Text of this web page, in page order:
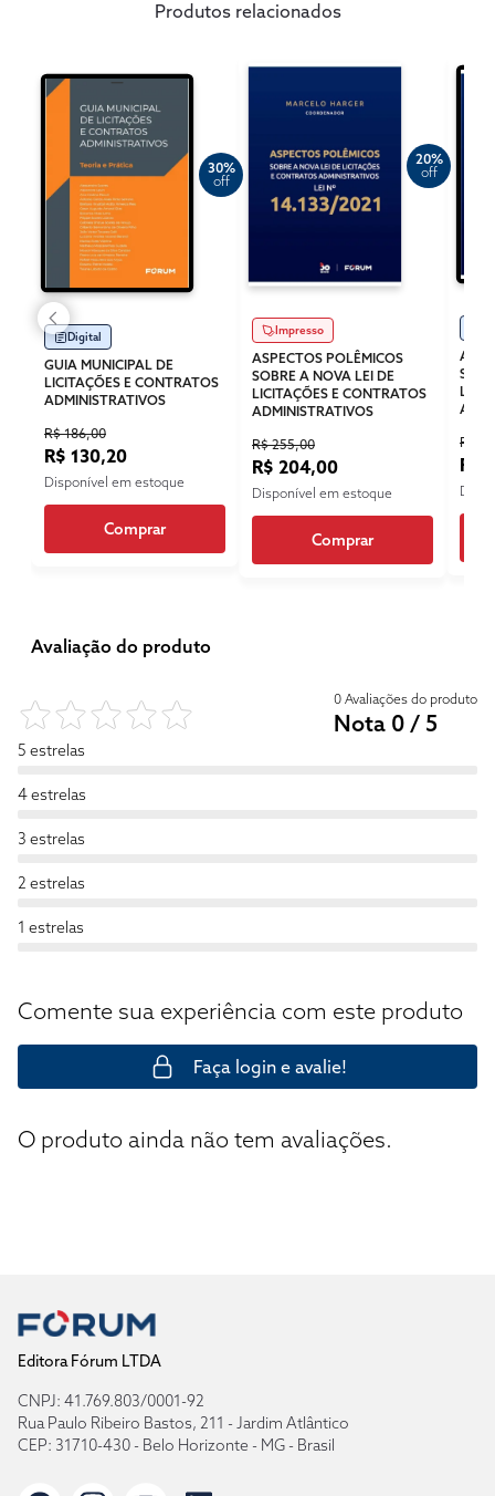
Produtos relacionados
30%
off
Digital
GUIA MUNICIPAL DE
LICITAÇÕES E CONTRATOS
ADMINISTRATIVOS
R$ 186,00
R$ 130,20
Disponível em estoque
Comprar
20%
off
Impresso
ASPECTOS POLÊMICOS
SOBRE A NOVA LEI DE
LICITAÇÕES E CONTRATOS
ADMINISTRATIVOS
R$ 255,00
R$ 204,00
Disponível em estoque
Comprar
R$
R$
Avaliação do produto
0 Avaliações do produto
Nota 0 / 5
5 estrelas
4 estrelas
3 estrelas
2 estrelas
1 estrelas
Comente sua experiência com este produto
Faça login e avalie!
O produto ainda não tem avaliações.
Editora Fórum LTDA
CNPJ: 41.769.803/0001-92
Rua Paulo Ribeiro Bastos, 211 - Jardim Atlântico
CEP: 31710-430 - Belo Horizonte - MG - Brasil